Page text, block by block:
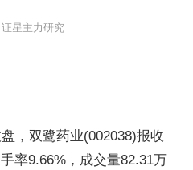
星主力研究
，双鹭药业(002038)报收
率9.66%，成交量82.31万